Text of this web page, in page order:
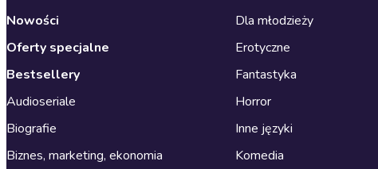
Nowości
Oferty specjalne
Bestsellery
Audioseriale
Biografie
Biznes, marketing, ekonomia
Dla młodzieży
Erotyczne
Fantastyka
Horror
Inne języki
Komedia